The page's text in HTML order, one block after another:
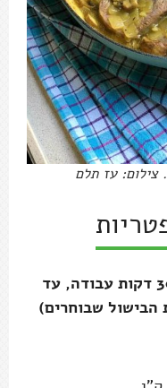
צילום: עז תלם
6-8 מנות, בשרי, ללא גלוטן, 30 דקות עבודה, עד